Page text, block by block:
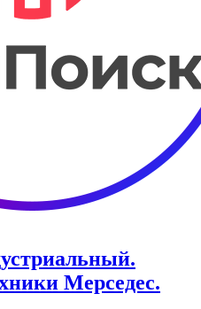
Мерседес.